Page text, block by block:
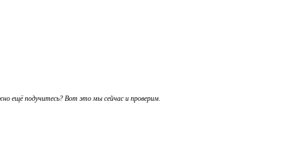
ещё подучитесь? Вот это мы сейчас и проверим.